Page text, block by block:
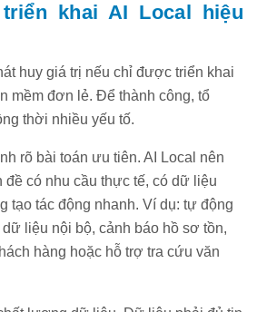
khai AI Local hiệu
huy giá trị nếu chỉ được triển khai
mềm đơn lẻ. Để thành công, tổ
thời nhiều yếu tố.
rõ bài toán ưu tiên. AI Local nên
đề có nhu cầu thực tế, có dữ liệu
tạo tác động nhanh. Ví dụ: tự động
liệu nội bộ, cảnh báo hồ sơ tồn,
hàng hoặc hỗ trợ tra cứu văn